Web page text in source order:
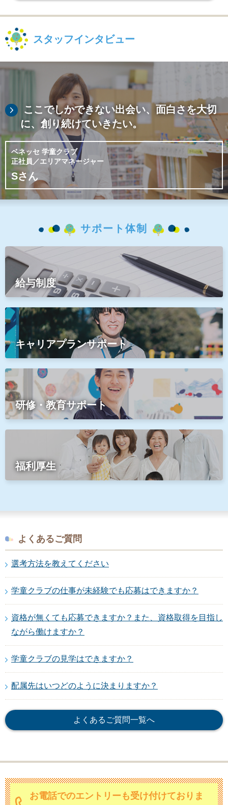
スタッフインタビュー
ここでしかできない出会い、 面白さを大切
に、 創り続けていきたい。
ベネッセ 学童クラブ
正社員／エリアマネージャー
Sさん
サポート体制
給与制度
キャリアプランサポート
研修・教育サポート
福利厚生
よくあるご質問
選考方法を教えてください
学童クラブの仕事が未経験でも応募はできますか？
資格が無くても応募できますか？また、資格取得を目指し
ながら働けますか？
学童クラブの見学はできますか？
配属先はいつどのように決まりますか？
よくあるご質問一覧へ
お電話でのエントリーも受け付けておりま